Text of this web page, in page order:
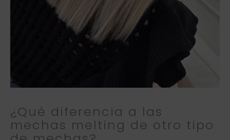
¿Qué diferencia a las
mechas melting de otro tipo